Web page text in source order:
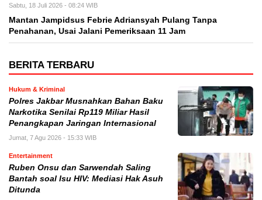
Sabtu, 18 Juli 2026 - 08:24 WIB
Mantan Jampidsus Febrie Adriansyah Pulang Tanpa
Penahanan, Usai Jalani Pemeriksaan 11 Jam
BERITA TERBARU
Hukum & Kriminal
Polres Jakbar Musnahkan Bahan Baku
Narkotika Senilai Rp119 Miliar Hasil
Penangkapan Jaringan Internasional
Jumat, 7 Agu 2026 - 15:33 WIB
Entertainment
Ruben Onsu dan Sarwendah Saling
Bantah soal Isu HIV: Mediasi Hak Asuh
Ditunda